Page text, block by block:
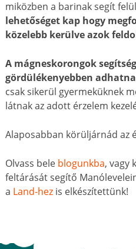
miközben a barinak segít
lehetőséget kap hogy
közelebb kerülve azok
A mágneskorongok
gördülékenyebben
csak sikerül gyermeküknek
látnak az adott érzelem
Alaposabban körüljárnád az
Olvass bele blogunkba, vagy
feltárását segítő
a Land-hezis elkészítettünk!